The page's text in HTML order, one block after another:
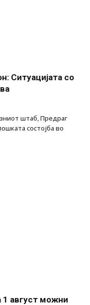
Ситуацијата со
штаб, Предраг
состојба во
1 август можни